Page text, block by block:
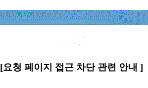
[요청 페이지 접근 차단 관련 안내 ]